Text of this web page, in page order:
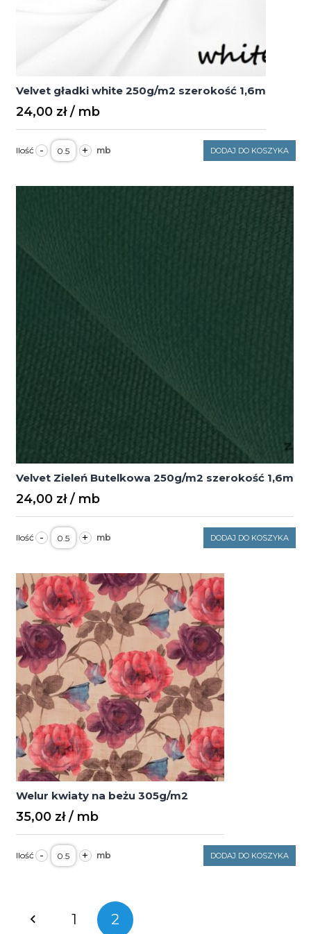
Velvet gładki white 250g/m2 szerokość 1,6m
24,00 zł
- ilość
Velvet
gładki
250g/m2
+ DODAJ DO KOSZYKA
Velvet Zieleń Butelkowa 250g/m2 szerokość 1,6m
24,00 zł
- ilość
Velvet
Zieleń
250g/m2
szerokość
1,6m
+ DODAJ DO KOSZYKA
Welur kwiaty na beżu 305g/m2
35,00 zł
- ilość
Welur
kwiaty
+ DODAJ DO KOSZYKA
po
1 2